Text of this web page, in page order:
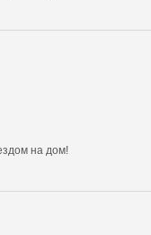
на дом!